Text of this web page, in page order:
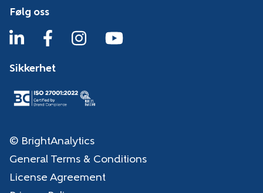
Følg oss
Sikkerhet
© BrightAnalytics
General Terms & Conditions
License Agreement